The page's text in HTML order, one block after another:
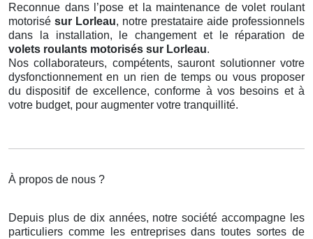
Reconnue dans l’pose et la maintenance de volet roulant
motorisé sur Lorleau, notre prestataire aide professionnels
dans la installation, le changement et le réparation de
volets roulants motorisés sur Lorleau.
Nos collaborateurs, compétents, sauront solutionner votre
dysfonctionnement en un rien de temps ou vous proposer
du dispositif de excellence, conforme à vos besoins et à
votre budget, pour augmenter votre tranquillité.
À propos de nous ?
Depuis plus de dix années, notre société accompagne les
particuliers comme les entreprises dans toutes sortes de